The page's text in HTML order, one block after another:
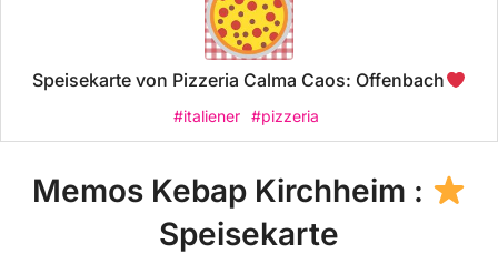
Speisekarte von Pizzeria Calma Caos: Offenbach
#italiener #pizzeria
Memos Kebap Kirchheim :
Speisekarte